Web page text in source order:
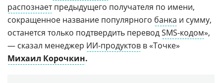
распознаетпредыдущего получателя по имени,
сокращенное название популярного банка и сумму,
останется только подтвердить переводSMS-кодом»,
— сказал менеджер ИИ-продуктов в «Точке»
Михаил Корочкин.